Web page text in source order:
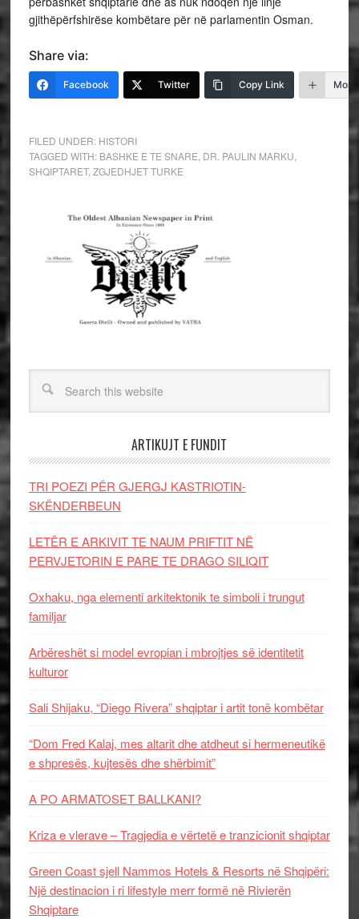
gjithëpërfshirëse kombëtare për në parlamentin Osman.
Share via:
Facebook Twitter Copy Link More
FILED UNDER: HISTORI
TAGGED WITH: BASHKE E TE SNARE DR. PAULIN MARKU
SHQIPTARET, ZGJEDHJET TURKE
ARTIKUJT E FUNDIT
TRI POEZI PËR GJERGJ KASTRIOTIN-
SKËNDERBEUN
LETËR E ARKIVIT TE NAUM PRIFTIT NË
PERVJETORIN E PARE TE DRAGO SILIQIT
Oxhaku, nga elementi arkitektonik te simboli i trungut
familjar
Arbëreshët si model evropian i mbrojtjes së identitetit
kulturor
Sali Shijaku, “Diego Rivera” shqiptar i artit tonë kombëtar
“Dom Fred Kalaj, mes altarit dhe atdheut si hermeneutikë
e shpresës, kujtesës dhe shërbimit”
A PO ARMATOSET BALLKANI?
Kriza e vlerave – Tragjedia e vërtetë e tranzicionit shqiptar
Green Coast sjell Nammos Hotels & Resorts në Shqipëri:
Një destinacion i ri lifestyle merr formë në Rivierën
Shqiptare